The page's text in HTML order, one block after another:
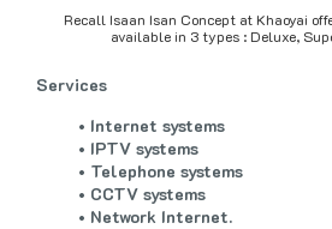
Recall Isaan Isan Concept at Khaoyai off
available in 3 types : Deluxe, Sup
Services
Internet systems
IPTV systems
Telephone systems
CCTV systems
Network Internet.